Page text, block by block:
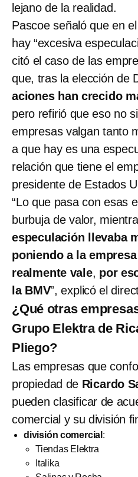
lejano de la realidad.
Pascoe señaló que en
hay “excesiva
citó el caso de las
que, tras la elección de
aciones han crecido
pero refirió que eso no
empresas valgan tanto
a que hay es una
relación que tiene el
presidente de Estados
“Lo que pasa con esas
burbuja de valor,
especulación llevaba
poniendo a la
realmente vale, por
la BMV”, explicó el
¿Qué otras
Grupo Elektra de
Pliego?
Las empresas que
propiedad de Ricardo
pueden clasificar de
comercial y su división
división comercial :
Tiendas Elektra
Italika